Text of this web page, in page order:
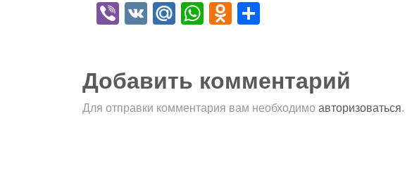
Viber
VK Mail.Ru
WhatsApp
Odnoklassniki
Добавить комментарий
Для отправки комментария вам необходимо авторизоваться.